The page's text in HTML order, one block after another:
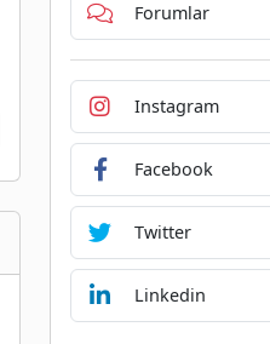
Forumlar
Instagram
Facebook
Twitter
Linkedin